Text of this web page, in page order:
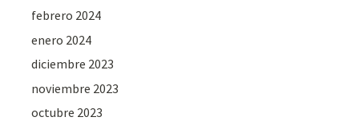
febrero 2024
enero 2024
diciembre 2023
noviembre 2023
octubre 2023